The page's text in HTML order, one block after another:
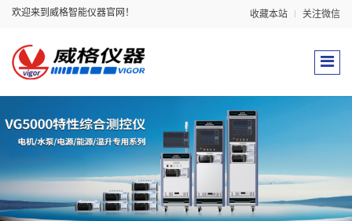
欢迎来到威格智能仪器官网！ 收藏本站 关注微信